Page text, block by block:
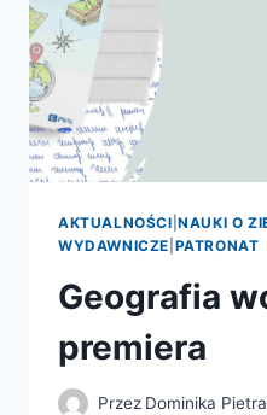
AKTUALNOŚCI |NAUKI O
WYDAWNICZE PATRONAT
Geografia
premiera
Przez Dominika